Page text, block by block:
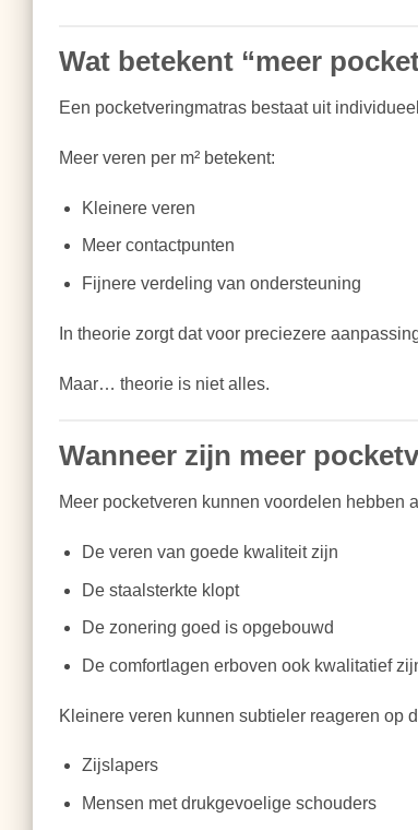
Wat betekent “meer
Een pocketveringmatras bestaat uit
Meer veren per m² betekent:
Kleinere veren
Meer contactpunten
Fijnere verdeling van ondersteuning
In theorie zorgt dat voor preciezere
Maar… theorie is niet alles.
Wanneer zijn meer
Meer pocketveren kunnen voordelen hebben
De veren van goede kwaliteit zijn
De staalsterkte klopt
De zonering goed is opgebouwd
De comfortlagen erboven ook kwalitatief
Kleinere veren kunnen subtieler reageren op
Zijslapers
Mensen met drukgevoelige schouders